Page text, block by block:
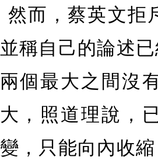
然而，蔡英文拒
並稱自己的論述
兩個最大之間沒
大，照道理說，
變，只能向內收